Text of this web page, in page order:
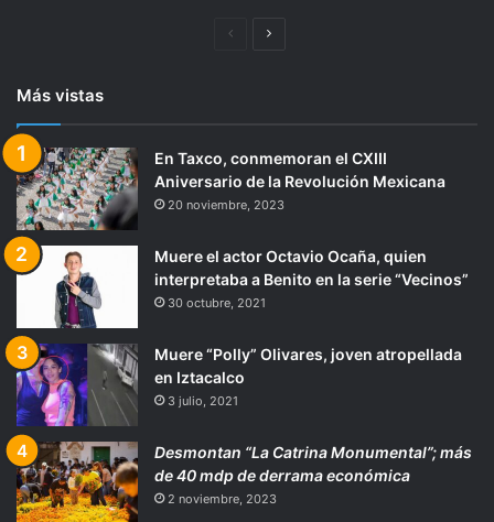
PáginaSiguiente
Más vistas
En Taxco, conmemoran el CXIII
Aniversario de la Revolución Mexicana
20 noviembre, 2023
Muere el actor Octavio Ocaña, quien
interpretaba a Benito en la serie “Vecinos”
30 octubre, 2021
Muere “Polly” Olivares, joven atropellada
en Iztacalco
3 julio, 2021
Desmontan “La Catrina Monumental”; más
de 40 mdp de derrama económica
2 noviembre, 2023